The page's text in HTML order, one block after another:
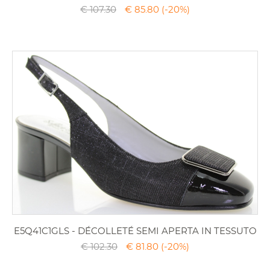
€ 107.30
€ 85.80 (-20%)
E5Q41C1GLS - DÉCOLLETÉ SEMI APERTA IN TESSUTO
€ 102.30
€ 81.80 (-20%)